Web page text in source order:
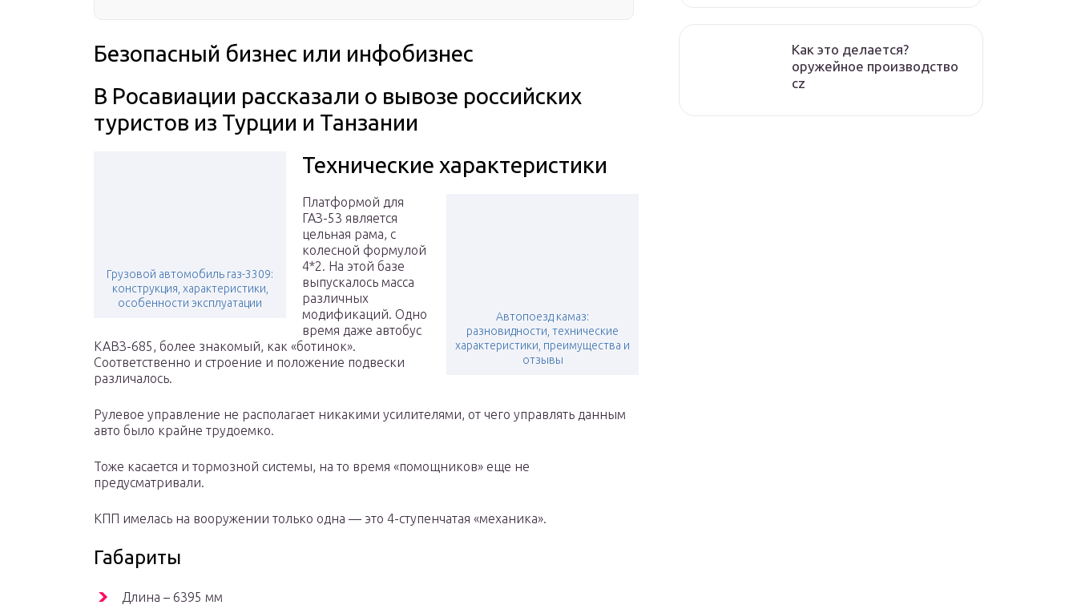
Безопасный бизнес или инфобизнес
В Росавиации рассказали о вывозе российских
туристов из Турции и Танзании
Грузовой автомобиль газ-3309:
конструкция, характеристики,
особенности эксплуатации
Технические характеристики
Автопоезд камаз:
разновидности, технические
характеристики, преимущества и
отзывы
Платформой для
ГАЗ-53 является
цельная рама, с
колесной формулой
4*2. На этой базе
выпускалось масса
различных
модификаций. Одно
время даже автобус
КАВЗ-685, более знакомый, как «ботинок».
Соответственно и строение и положение подвески
различалось.
Рулевое управление не располагает никакими усилителями, от чего управлять данным
авто было крайне трудоемко.
Тоже касается и тормозной системы, на то время «помощников» еще не
предусматривали.
КПП имелась на вооружении только одна — это 4-ступенчатая «механика».
Габариты
Длина – 6395 мм
Как это делается?
оружейное производство
cz